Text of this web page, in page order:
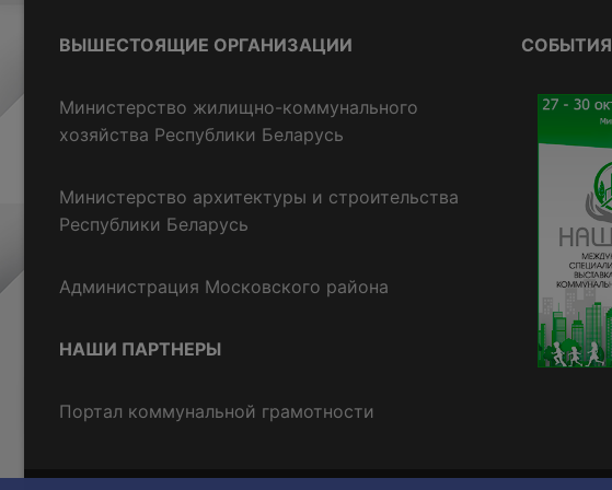
ВЫШЕСТОЯЩИЕ ОРГАНИЗАЦИИ
Министерство жилищно-коммунального
хозяйства Республики Беларусь
Министерство архитектуры и строительства
Республики Беларусь
Администрация Московского района
НАШИ ПАРТНЕРЫ
Портал коммунальной грамотности
СОБЫТИЯ